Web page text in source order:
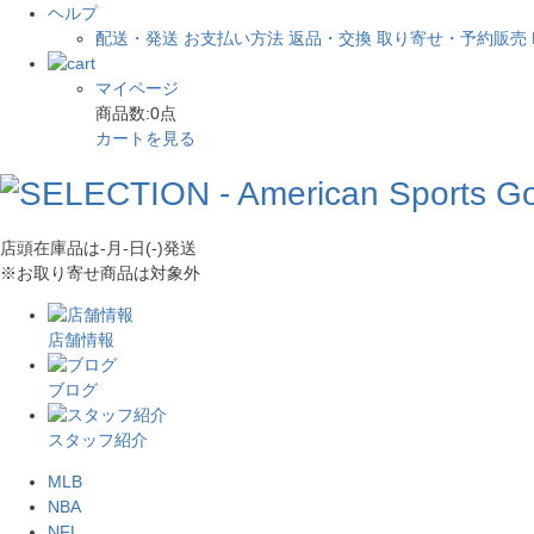
ヘルプ
配送・発送 お支払い方法 返品・交換 取り寄せ・予約販売
マイページ
商品数:0点
カートを見る
店頭在庫品は-月-日(-)発送
※お取り寄せ商品は対象外
店舗情報
ブログ
スタッフ紹介
MLB
NBA